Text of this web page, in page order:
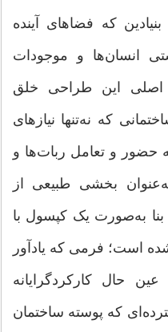
که فضاهای آینده
انسان‌ها و موجودات
اصلی این طراحی خلق
که نه‌تنها نیازهای
حضور و تعامل ربات‌ها و
بخشی طبیعی از
به‌صورت یک کپسول با
است؛ فرمی که یادآور
حال کارکردگرایانه
که پوسته ساختمان